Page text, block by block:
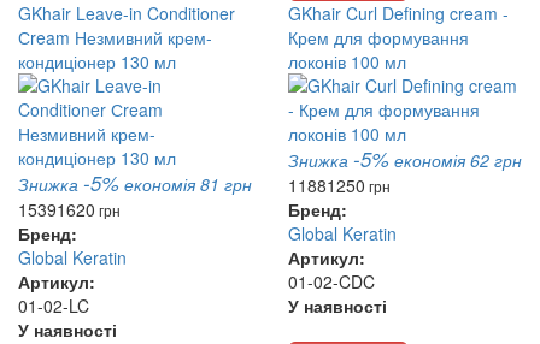
GKhair Leave-in Conditioner
Сream Незмивний крем-
кондиціонер 130 мл
Знижка -5% економія 81 грн
15391620 грн
Бренд:
Global Keratin
Артикул:
01-02-LC
У наявності
GKhair Curl Defining cream -
Крем для формування
локонів 100 мл
Знижка -5% економія 62 грн
11881250 грн
Бренд:
Global Keratin
Артикул:
01-02-CDC
У наявності